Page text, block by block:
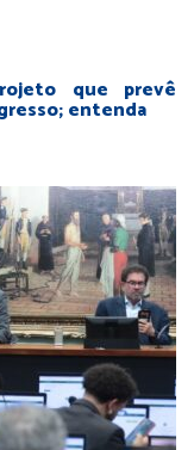
que prevê
entenda